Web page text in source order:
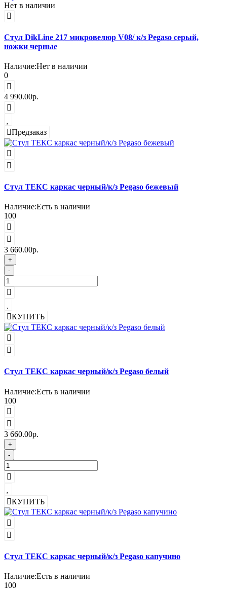
Нет в наличии
Стул DikLine 217 микровелюр V08/ к/з Pegaso серый,
ножки черные
Наличие:Нет в наличии
0
4 990.00р.
Предзаказ
Стул ТЕКС каркас черный/к/з Pegaso бежевый
Наличие:Есть в наличии
100
3 660.00р.
+
-
КУПИТЬ
Стул ТЕКС каркас черный/к/з Pegaso белый
Наличие:Есть в наличии
100
3 660.00р.
+
-
КУПИТЬ
Стул ТЕКС каркас черный/к/з Pegaso капучино
Наличие:Есть в наличии
100